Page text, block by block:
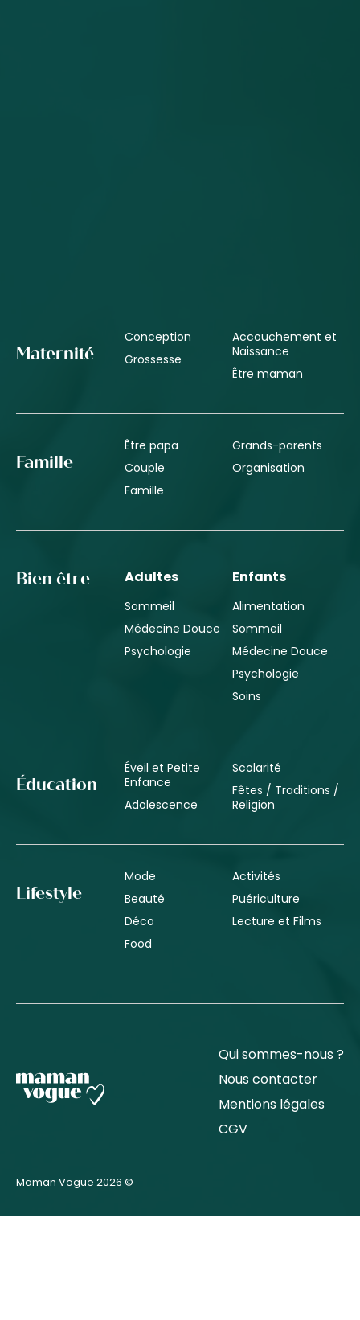
Maternité
Conception
Grossesse
Accouchement et
Naissance
Être maman
Famille
Être papa
Couple
Famille
Grands-parents
Organisation
Bien être Adultes
Sommeil
Médecine Douce
Psychologie
Enfants
Alimentation
Sommeil
Médecine Douce
Psychologie
Soins
Éducation
Éveil et Petite
Enfance
Adolescence
Scolarité
Fêtes / Traditions /
Religion
Lifestyle
Mode
Beauté
Déco
Food
Activités
Puériculture
Lecture et Films
Qui sommes-nous ?
Nous contacter
Mentions légales
CGV
Maman Vogue 2026 ©